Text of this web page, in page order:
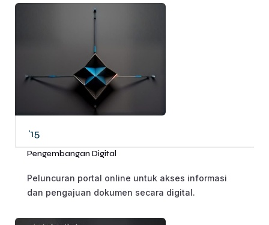
'15
Pengembangan Digital
Peluncuran portal online untuk akses informasi
dan pengajuan dokumen secara digital.